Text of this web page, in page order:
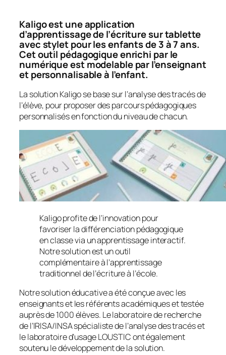
Kaligo est une application
d’apprentissage de l’écriture sur tablette
avec stylet pour les enfants de 3 à 7 ans.
Cet outil pédagogique enrichi par le
numérique est modelable par l’enseignant
et personnalisable à l’enfant.
La solution Kaligo se base sur l’analyse des tracés de
l’élève, pour proposer des parcours pédagogiques
personnalisés en fonction du niveau de chacun.
Kaligo profite de l’innovation pour
favoriser la différenciation pédagogique
en classe via un apprentissage interactif.
Notre solution est un outil
complémentaire à l’apprentissage
traditionnel de l’écriture à l’école.
Notre solution éducative a été conçue avec les
enseignants et les référents académiques et testée
auprès de 1000 élèves. Le laboratoire de recherche
de l’IRISA/INSA spécialiste de l’analyse des tracés et
le laboratoire d’usage LOUSTIC ont également
soutenu le développement de la solution.